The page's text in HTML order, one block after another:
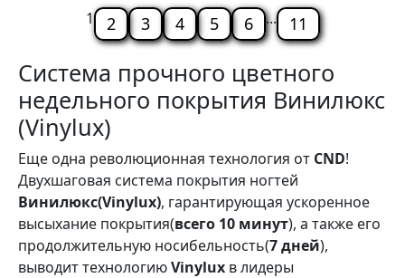
1 2 3 4 5 6 ... 11
Система прочного цветного
недельного покрытия Винилюкс
(Vinylux)
Еще одна революционная технология от CND!
Двухшаговая система покрытия ногтей
Винилюкс(Vinylux), гарантирующая ускоренное
высыхание покрытия(всего 10 минут), а также его
продолжительную носибельность(7 дней),
выводит технологиюVinylux в лидеры